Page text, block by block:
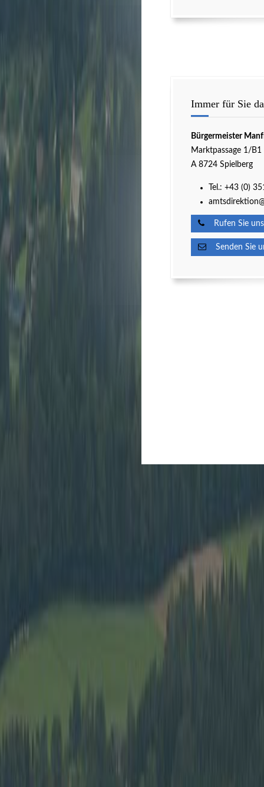
Immer für Sie
Bürgermeister
Marktpassage 1/B1
A 8724 Spielberg
Tel.: +43 (0)
Rufen Sie
Senden Sie